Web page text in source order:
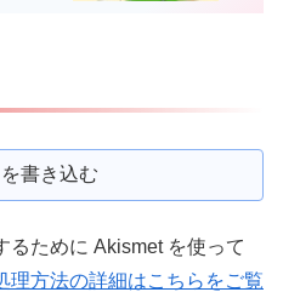
書き込む
るために Akismet を使って
理方法の詳細はこちらをご覧